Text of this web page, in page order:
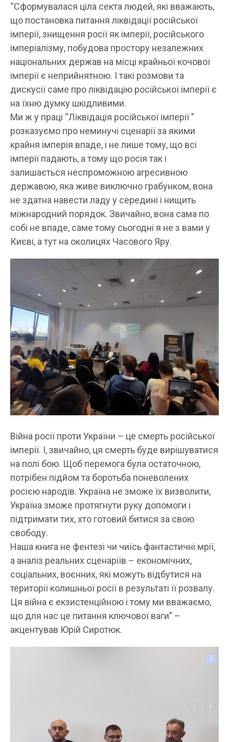
“Сформувалася ціла секта людей, які вважають,
що постановка питання ліквідації російської
імперії, знищення росії як імперії, російського
імперіалізму, побудова простору незалежних
національних держав на місці крайньої кочової
імперії є неприйнятною. І такі розмови та
дискусії саме про ліквідацію російської імперії є
на їхню думку шкідливими.
Ми ж у праці “Ліквідація російської імперії ”
розказуємо про неминучі сценарії за якими
крайня імперія впаде, і не лише тому, що всі
імперії падають, а тому що росія так і
залишається неспроможною агресивною
державою, яка живе виключно грабунком, вона
не здатна навести ладу у середині і нищить
міжнародний порядок. Звичайно, вона сама по
собі не впаде, саме тому сьогодні я не з вами у
Києві, а тут на околицях Часового Яру.
Війна росії проти України – це смерть російської
імперії. І, звичайно, ця смерть буде вирішуватися
на полі бою. Щоб перемога була остаточною,
потрібен підйом та боротьба поневолених
росією народів. Україна не зможе їх визволити,
Україна зможе протягнути руку допомоги і
підтримати тих, хто готовий битися за свою
свободу.
Наша книга не фентезі чи чиїсь фантастичні мрії,
а аналіз реальних сценаріїв – економічних,
соціальних, воєнних, які можуть відбутися на
території колишньої росії в результаті її розвалу.
Ця війна є екзистенційною і тому ми вважаємо,
що для нас це питання ключової ваги” –
акцентував Юрій Сиротюк.